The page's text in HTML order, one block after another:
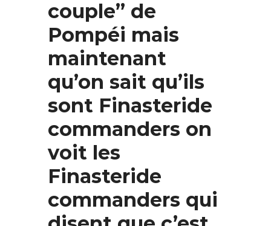
couple” de
Pompéi mais
maintenant
qu’on sait qu’ils
sont Finasteride
commanders on
voit les
Finasteride
commanders qui